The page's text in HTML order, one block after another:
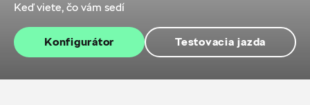
Keď viete, čo vám sedí
Konfigurátor Testovacia jazda